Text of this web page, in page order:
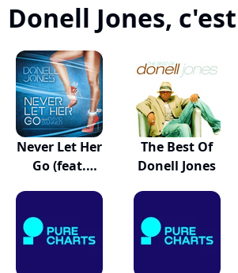
Donell Jones,
Never Let Her
Go (feat.
The Best Of
Donell Jones